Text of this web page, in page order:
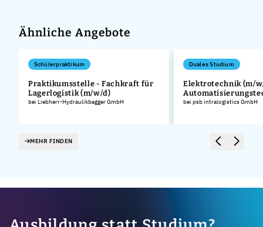
Ähnliche Angebote
Schülerpraktikum
Praktikumsstelle - Fachkraft für
Lagerlogistik (m/w/d)
bei Liebherr-Hydraulikbagger GmbH
Duales Studium
Elektrotechnik (m/
bei psb intralogistics GmbH
MEHR FINDEN